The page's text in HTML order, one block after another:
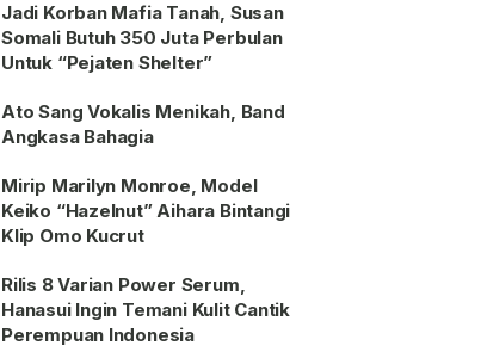
Jadi Korban Mafia Tanah, Susan
Somali Butuh 350 Juta Perbulan
Untuk “Pejaten Shelter”
Ato Sang Vokalis Menikah, Band
Angkasa Bahagia
Mirip Marilyn Monroe, Model
Keiko “Hazelnut” Aihara Bintangi
Klip Omo Kucrut
Rilis 8 Varian Power Serum,
Hanasui Ingin Temani Kulit Cantik
Perempuan Indonesia